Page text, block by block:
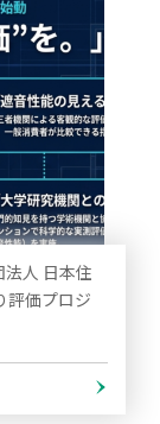
法人 日本住
評価プロジ